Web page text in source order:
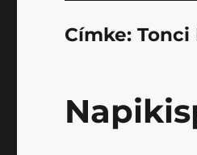
Címke:Tonci